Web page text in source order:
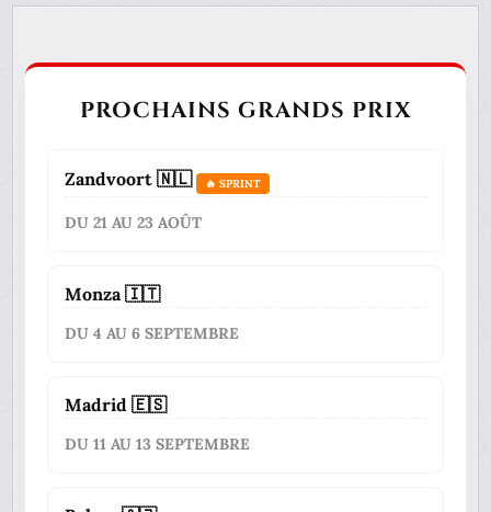
PROCHAINS GRANDS PRIX
Zandvoort 🇳🇱 🔥 SPRINT
DU 21 AU 23 AOÛT
Monza 🇮🇹
DU 4 AU 6 SEPTEMBRE
Madrid 🇪🇸
DU 11 AU 13 SEPTEMBRE